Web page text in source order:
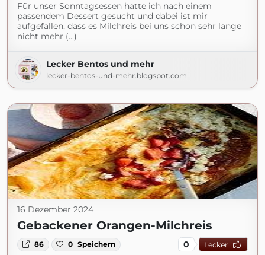
Für unser Sonntagsessen hatte ich nach einem
passendem Dessert gesucht und dabei ist mir
aufgefallen, dass es Milchreis bei uns schon sehr lange
nicht mehr (...)
Lecker Bentos und mehr
lecker-bentos-und-mehr.blogspot.com
16 Dezember 2024
Gebackener Orangen-Milchreis
86 0 Speichern 0 Lecker